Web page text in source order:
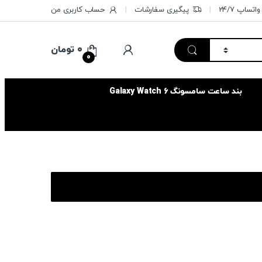
24/7 پیگیری سفارشات حساب کاربری من
0
۰ تومان
بند ساعت سامسونگ Galaxy Watch 6